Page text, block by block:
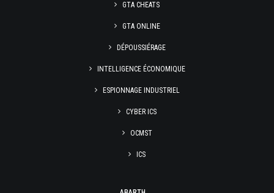
GTA CHEATS
GTA ONLINE
DÉPOUSSIÉRAGE
INTELLIGENCE ÉCONOMIQUE
ESPIONNAGE INDUSTRIEL
CYBER ICS
OCMST
ICS